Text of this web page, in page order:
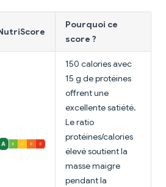
Pourquoi ce
score ?
150 calories avec
15 g de protéines
offrent une
excellente satiété.
Le ratio
protéines/calories
élevé soutient la
masse maigre
pendant la